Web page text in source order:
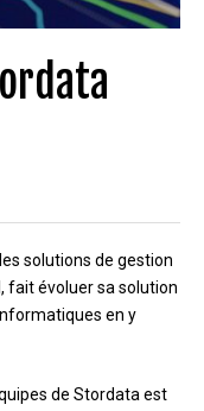
solutions de gestion
fait évoluer sa solution
en y
de Stordata est